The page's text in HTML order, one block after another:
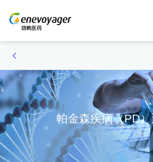
帕金森疾病（PD